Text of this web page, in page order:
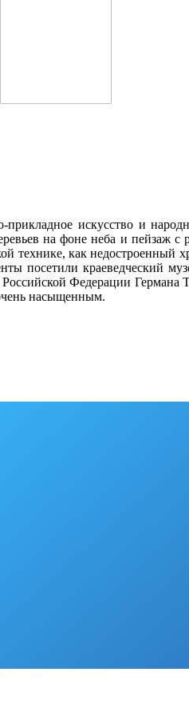
прикладное искусство и
на фоне неба и пейзаж
технике, как
посетили краеведческий
Федерации
насыщенным.